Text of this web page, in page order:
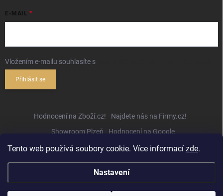
Tento web používá soubory cookie. Více informací zde.
Nastavení
E-MAIL
Vložením e-mailu souhlasíte s
Přihlásit se
Hodnocení na Zboží.cz!
Najdete nás na Firmy.cz!
Showroom Plzeň
Hodnocení na Google
Copyright 2026Hifihejhal.cz. Všechna práva vyhrazena.Upravit nastavení